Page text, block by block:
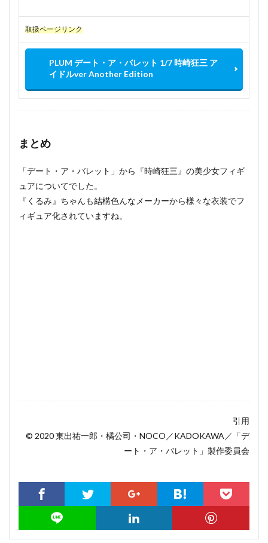
取扱ページリンク
PLUM デート・ア・バレット 1/7 時崎狂三 ア
イドルver Another Edition
まとめ
「デート・ア・バレット」から『時崎狂三』の美少女フィギ
ュアについてでした。
『くるみ』ちゃんも結構色んなメーカーから様々な衣装でフ
ィギュア化されていますね。
引用
© 2020 東出祐一郎・橘公司・NOCO／KADOKAWA／「デ
ート・ア・バレット」製作委員会